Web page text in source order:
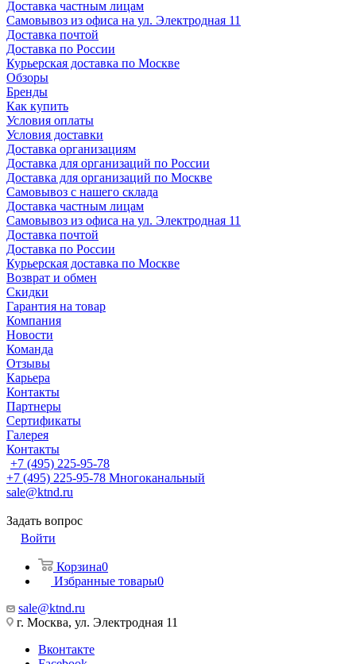
Доставка частным лицам
Самовывоз из офиса на ул. Электродная 11
Доставка почтой
Доставка по России
Курьерская доставка по Москве
Обзоры
Бренды
Как купить
Условия оплаты
Условия доставки
Доставка организациям
Доставка для организаций по России
Доставка для организаций по Москве
Самовывоз с нашего склада
Доставка частным лицам
Самовывоз из офиса на ул. Электродная 11
Доставка почтой
Доставка по России
Курьерская доставка по Москве
Возврат и обмен
Скидки
Гарантия на товар
Компания
Новости
Команда
Отзывы
Карьера
Контакты
Партнеры
Сертификаты
Галерея
Контакты
+7 (495) 225-95-78
+7 (495) 225-95-78 Многоканальный
sale@ktnd.ru
Задать вопрос
Войти
Корзина0
Избранные товары0
sale@ktnd.ru
г. Москва, ул. Электродная 11
Вконтакте